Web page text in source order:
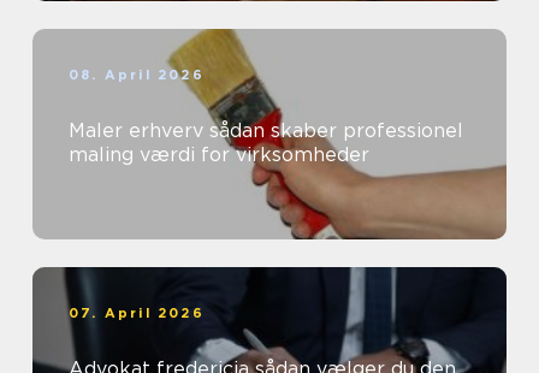
08. April 2026
Maler erhverv sådan skaber professionel
maling værdi for virksomheder
07. April 2026